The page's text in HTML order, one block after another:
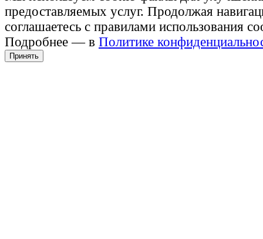
предоставляемых услуг. Продолжая
соглашаетесь с правилами использования
Подробнее — в Политике
Принять